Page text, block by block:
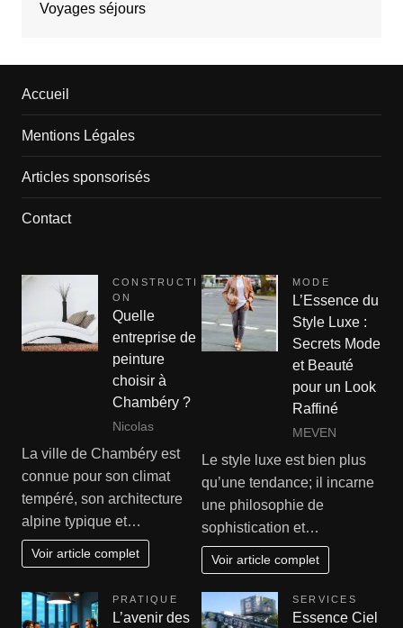
Voyages séjours
Accueil
Mentions Légales
Articles sponsorisés
Contact
CONSTRUCTI
ON
Quelle
entreprise de
peinture
choisir à
Chambéry ?
Nicolas
La ville de Chambéry est
connue pour son climat
tempéré, son architecture
alpine typique et…
Voir article complet
MODE
L’Essence du
Style Luxe :
Secrets Mode
et Beauté
pour un Look
Raffiné
MEVEN
Le style luxe est bien plus
qu’une tendance; il incarne
une philosophie de
sophistication et…
Voir article complet
PRATIQUE
L’avenir des
SERVICES
Essence Ciel